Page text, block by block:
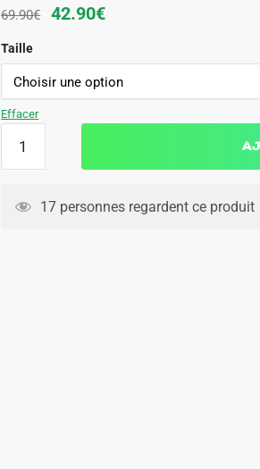
69.90€
Le
initial
était :
42.90€Le
actuel
est :
Taille
Effacer
Kit
17 personnes regardent ce produit